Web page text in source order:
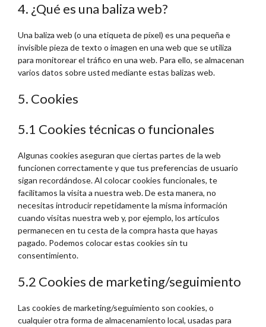
4. ¿Qué es una baliza web?
Una baliza web (o una etiqueta de píxel) es una pequeña e
invisible pieza de texto o imagen en una web que se utiliza
para monitorear el tráfico en una web. Para ello, se almacenan
varios datos sobre usted mediante estas balizas web.
5. Cookies
5.1 Cookies técnicas o funcionales
Algunas cookies aseguran que ciertas partes de la web
funcionen correctamente y que tus preferencias de usuario
sigan recordándose. Al colocar cookies funcionales, te
facilitamos la visita a nuestra web. De esta manera, no
necesitas introducir repetidamente la misma información
cuando visitas nuestra web y, por ejemplo, los artículos
permanecen en tu cesta de la compra hasta que hayas
pagado. Podemos colocar estas cookies sin tu
consentimiento.
5.2 Cookies de marketing/seguimiento
Las cookies de marketing/seguimiento son cookies, o
cualquier otra forma de almacenamiento local, usadas para